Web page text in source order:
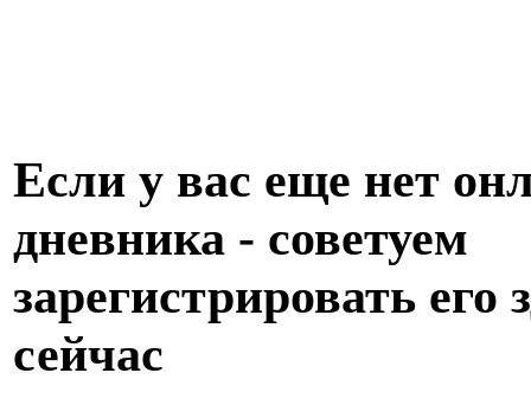
Если у вас еще нет
дневника - советуем
зарегистрировать его
сейчас